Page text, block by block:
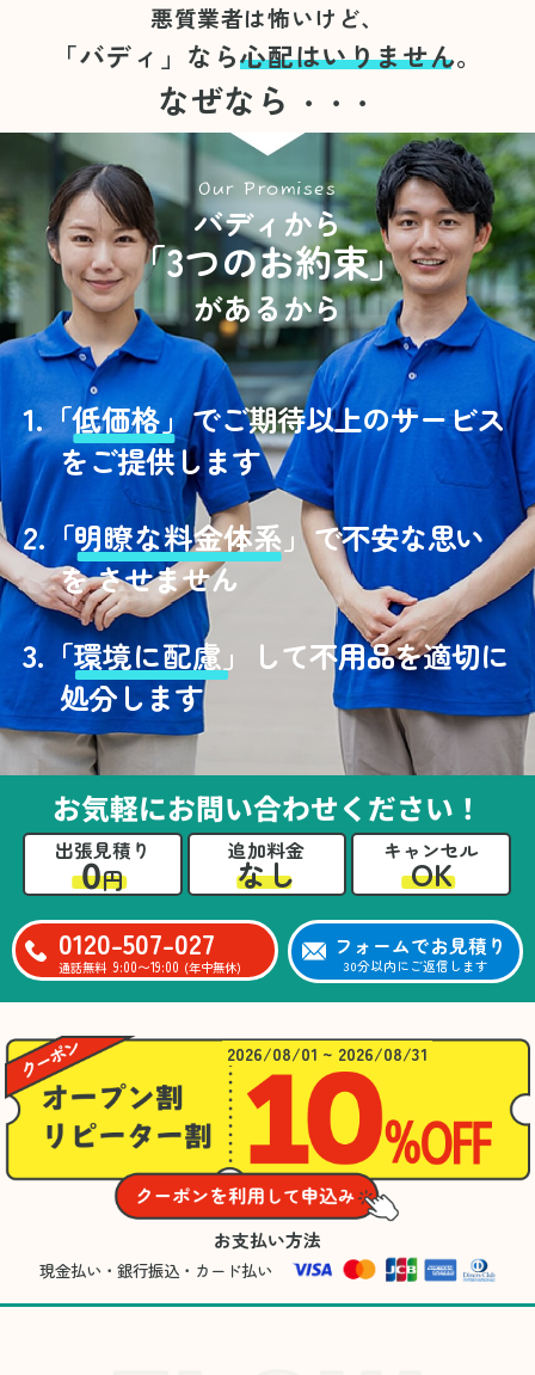
悪質業者は怖いけど、
「バディ」なら心配はいりません。
なぜなら ・・・
Our Promises
バディから
「3つのお約束」
があるから
1.「低価格」でご期待以上のサービス
をご提供します
2.「明瞭な料金体系」で不安な思い
を させません
3. 「環境に配慮」
して不用品を適切に
処分します
お気軽にお問い合わせください！
出張見積り
0円
追加料金
なし
キャンセル
OK
0120-507-027
通話無料 9:00〜19:00 (年中無休)
フォームでお見積り
30分以内にご返信します
2026/08/01 ~ 2026/08/31
お支払い方法
現金払い・銀行振込・カード払い